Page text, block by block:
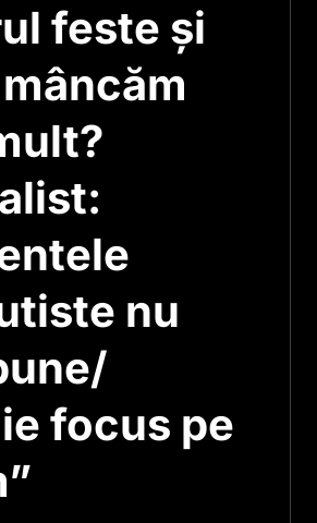
feste și
nu
focus pe